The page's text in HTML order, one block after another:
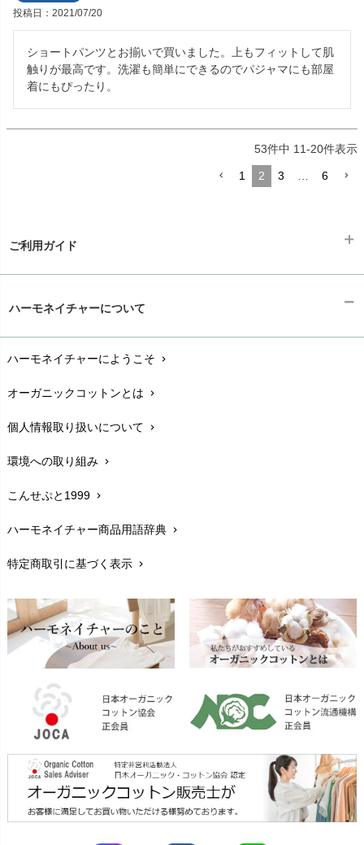
投稿日 2021/07/20
ショートパンツとお揃いで買いました。上もフィットして肌
触りが最高です。洗濯も簡単にできるのでパジャマにも部屋
着にもぴったり。
53件中 11-20件表示
1 2 3 6
ご利用ガイド
配送と送料chevron_right
在庫状況と発送予定chevron_right
サイズ・寸法chevron_right
生地・素材chevron_right
お手入れについて
レビューを書こうchevron_right
返品交換chevron_right
FAXでのご注文
お問い合わせchevron_right
ハーモネイチャーについて
ハーモネイチャーにようこそ chevron_right
オーガニックコットンとは chevron_right
個人情報取り扱いについて chevron_right
環境への取り組み chevron_right
こんせぷと1999 chevron_right
ハーモネイチャー商品用語辞典 chevron_right
特定商取引に基づく表示 chevron_right